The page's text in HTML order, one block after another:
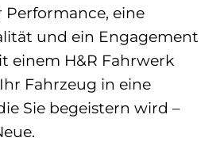
Performance, eine
und ein Engagement
einem H&R Fahrwerk
Fahrzeug in eine
Sie begeistern wird –